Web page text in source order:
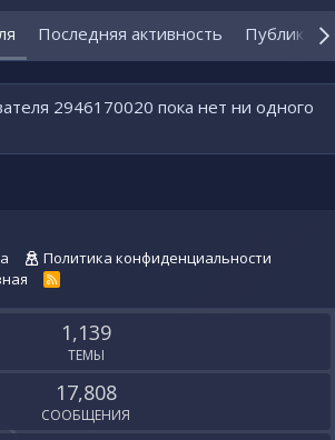
Последняя активность
2946170020 пока нет ни одного
Политика конфиденциальности
R
S
1,139
ТЕМЫ
17,808
СООБЩЕНИЯ